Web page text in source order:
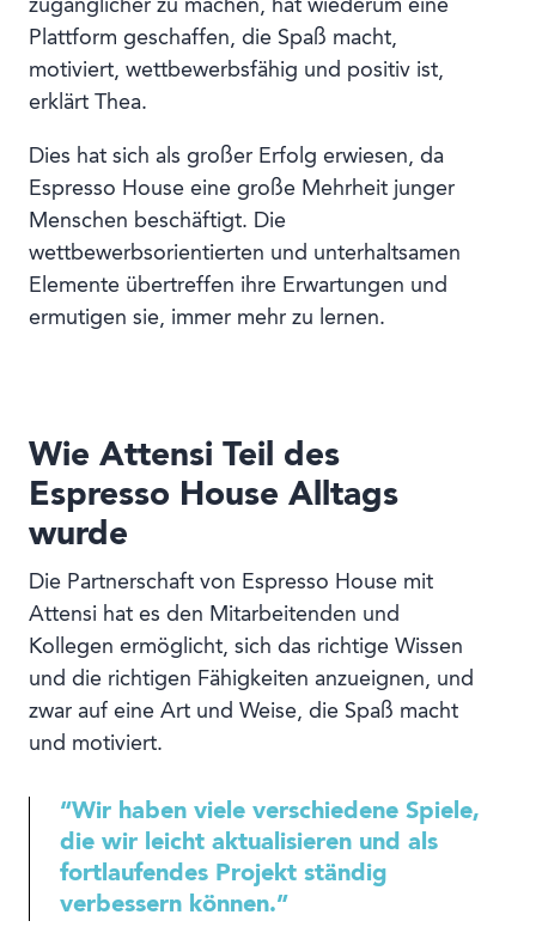
zugänglicher zu machen, hat wiederum eine
Plattform geschaffen, die Spaß macht,
motiviert, wettbewerbsfähig und positiv ist,
erklärt Thea.
Dies hat sich als großer Erfolg erwiesen, da
Espresso House eine große Mehrheit junger
Menschen beschäftigt. Die
wettbewerbsorientierten und unterhaltsamen
Elemente übertreffen ihre Erwartungen und
ermutigen sie, immer mehr zu lernen.
Wie Attensi Teil des
Espresso House Alltags
wurde
Die Partnerschaft von Espresso House mit
Attensi hat es den Mitarbeitenden und
Kollegen ermöglicht, sich das richtige Wissen
und die richtigen Fähigkeiten anzueignen, und
zwar auf eine Art und Weise, die Spaß macht
und motiviert.
“Wir haben viele verschiedene Spiele,
die wir leicht aktualisieren und als
fortlaufendes Projekt ständig
verbessern können.”